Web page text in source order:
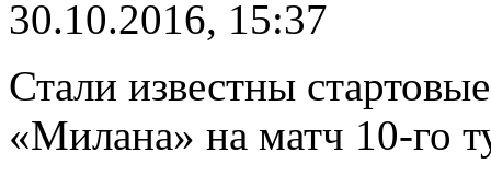
30.10.2016, 15:37
Стали известны
«Милана» на матч 10-го